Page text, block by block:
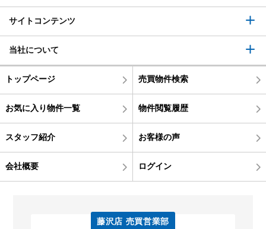
サイトコンテンツ
当社について
トップページ 売買物件検索
お気に入り物件一覧 物件閲覧履歴
スタッフ紹介 お客様の声
会社概要 ログイン
藤沢店 売買営業部